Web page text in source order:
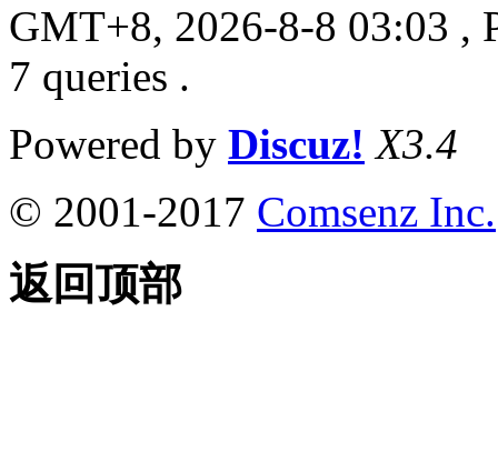
GMT+8, 2026-8-8 03:03 ,
7 queries .
Powered by Discuz! X3.4
© 2001-2017 Comsenz Inc.
返回顶部